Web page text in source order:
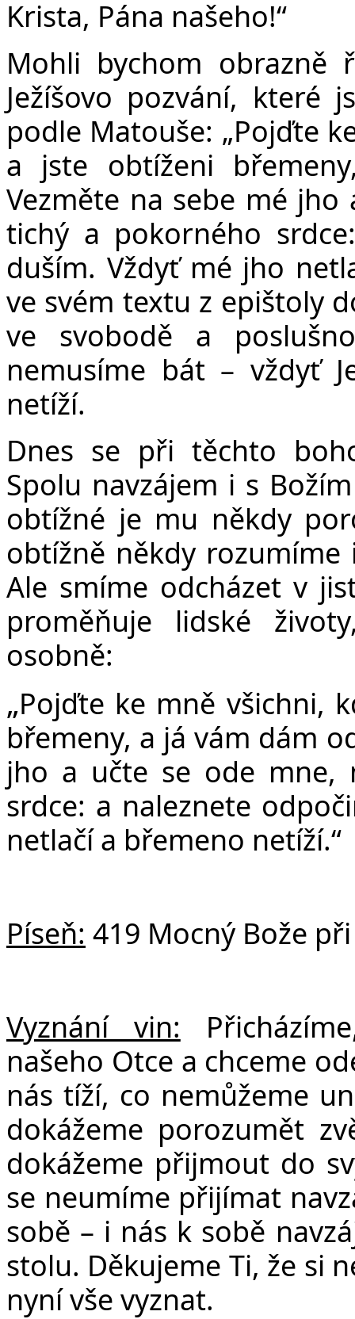
Krista, Pána našeho!“
Mohli bychom obrazně
Ježíšovo pozvání, které
podle Matouše: „Pojďte
a jste obtíženi
Vezměte na sebe mé
tichý a pokorného
duším. Vždyť mé jho
ve svém textu z epištoly
ve svobodě a
nemusíme bát – vždyť
netíží.
Dnes se při těchto
Spolu navzájem i s
obtížné je mu někdy
obtížně někdy
Ale smíme odcházet v
proměňuje lidské
osobně:
„Pojďte ke mně všichni,
břemeny, a já vám dám
jho a učte se ode mne,
srdce: a naleznete
netlačí a břemeno netíží.“
Píseň: 419 Mocný Bože
Vyznání vin:
našeho Otce a chceme
nás tíží, co nemůžeme
dokážeme porozumět
dokážeme přijmout do
se neumíme přijímat
sobě – i nás k sobě
stolu. Děkujeme Ti, že si
nyní vše vyznat.